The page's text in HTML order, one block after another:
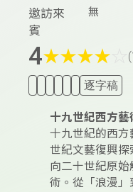
邀訪來
賓
無
4★★★★
逐字稿
十九世紀西方藝
十九世紀的西方
世紀文藝復興
向二十世紀原
術。從「浪漫